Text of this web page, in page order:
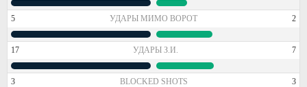
5 УДАРЫ МИМО ВОРОТ 2
17 УДАРЫ З.И. 7
3 BLOCKED SHOTS 3